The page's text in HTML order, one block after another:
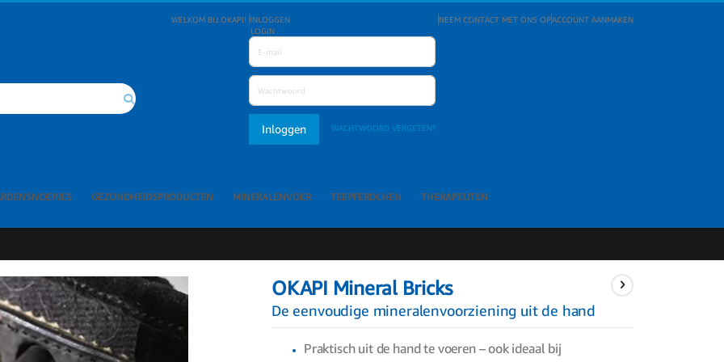
WELKOM BIJ OKAPI! INLOGGEN
LOGIN
Inloggen WACHTWOORD VERGETEN?
NEEM CONTACT MET ONS OPACCOUNT AANMAKEN
GEZONDHEIDSPRODUCTEN MINERALENVOER TEEPFERDCHEN THERAPEUTEN
OKAPI Mineral Bricks
De eenvoudige mineralenvoorziening uit de hand
Praktisch uit de hand te voeren – ook ideaal bij